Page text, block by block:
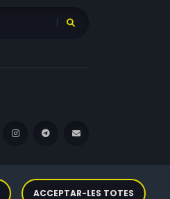
ACCEPTAR-LES TOTES